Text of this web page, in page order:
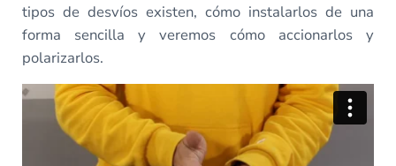
tipos de desvíos existen, cómo instalarlos de una
forma sencilla y veremos cómo accionarlos y
polarizarlos.